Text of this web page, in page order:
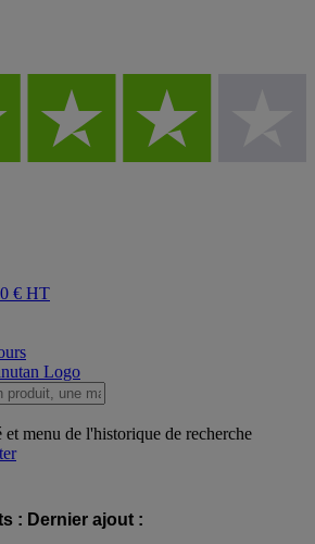
€ HT
menu de l'historique de recherche
: Dernier ajout :